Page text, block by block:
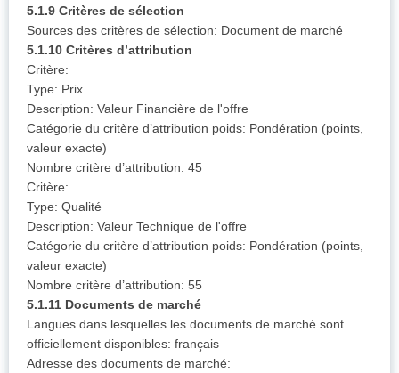
5.1.9 Critères de sélection
Sources des critères de sélection: Document de marché
5.1.10 Critères d’attribution
Critère:
Type: Prix
Description: Valeur Financière de l'offre
Catégorie du critère d’attribution poids: Pondération (points,
valeur exacte)
Nombre critère d’attribution: 45
Critère:
Type: Qualité
Description: Valeur Technique de l'offre
Catégorie du critère d’attribution poids: Pondération (points,
valeur exacte)
Nombre critère d’attribution: 55
5.1.11 Documents de marché
Langues dans lesquelles les documents de marché sont
officiellement disponibles: français
Adresse des documents de marché: